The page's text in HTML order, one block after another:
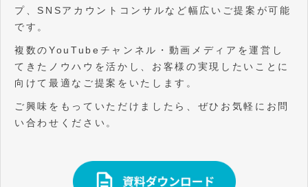
プ、SNSアカウントコンサルなど幅広いご提案が可能
です。
複数のYouTubeチャンネル・動画メディアを運営し
てきたノウハウを活かし、お客様の実現したいことに
向けて最適なご提案をいたします。
ご興味をもっていただけましたら、ぜひお気軽にお問
い合わせください。